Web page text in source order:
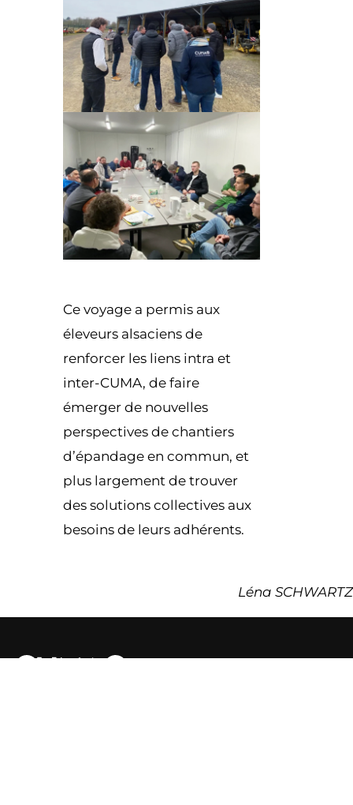
Ce voyage a permis aux
éleveurs alsaciens de
renforcer les liens intra et
inter-CUMA, de faire
émerger de nouvelles
perspectives de chantiers
d’épandage en commun, et
plus largement de trouver
des solutions collectives aux
besoins de leurs adhérents.
Léna SCHWARTZ